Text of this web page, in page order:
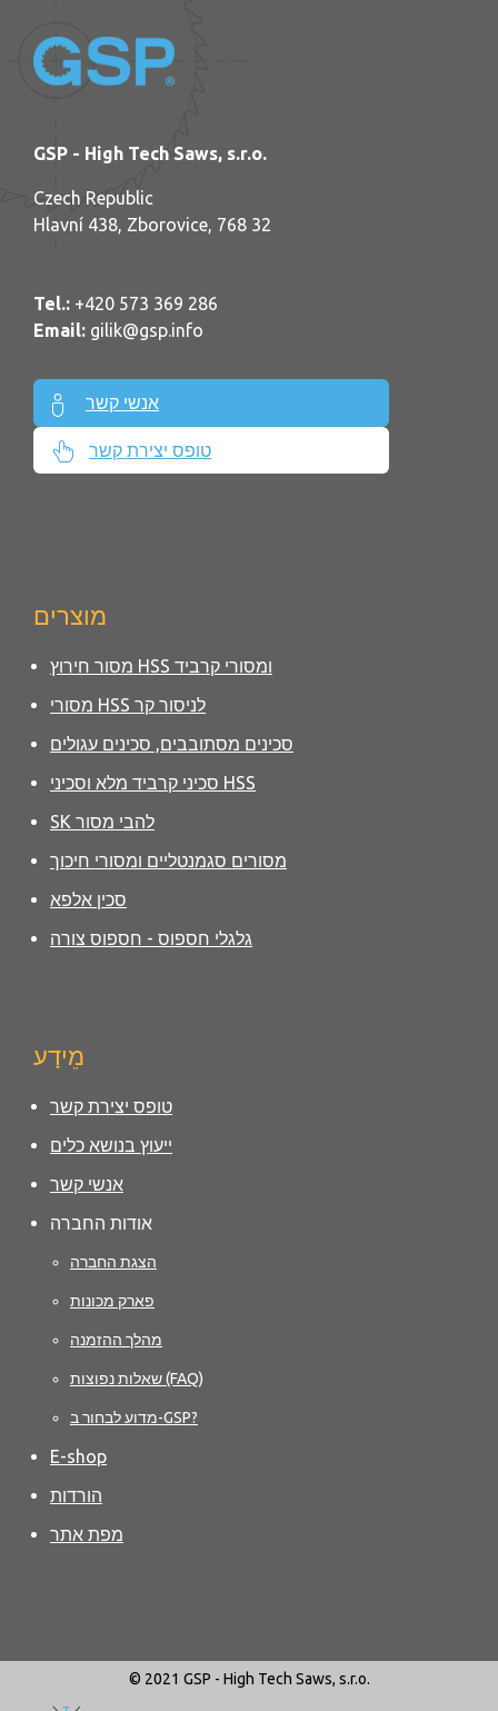
GSP - High Tech Saws, s.r.o.
Czech Republic
Hlavní 438, Zborovice, 768 32
Tel.: +420 573 369 286
Email: gilik@gsp.info
אנשי קשר
טופס יצירת קשר
מוצרים
מסור חירוץ HSS ומסורי קרביד
מסורי HSS לניסור קר
סכינים מסתובבים, סכינים עגולים
סכיני קרביד מלא וסכיני HSS
SK להבי מסור
מסורים סגמנטליים ומסורי חיכוך
סכין אלפא
גלגלי חספוס - חספוס צורה
מֵידָע
טופס יצירת קשר
ייעוץ בנושא כלים
אנשי קשר
אודות החברה
הצגת החברה
פארק מכונות
מהלך ההזמנה
שאלות נפוצות (FAQ)
מדוע לבחור ב-GSP?
E-shop
הורדות
מפת אתר
© 2021 GSP - High Tech Saws, s.r.o.